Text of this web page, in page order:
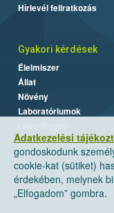
Adatkezelési
gondoskodunk
cookie-kat (sütiket)
érdekében, melynek
„Elfogadom” gombra.
Hírlevél feliratkozás
Gyakori kérdések
Élelmiszer
Állat
Növény
Laboratóriumok